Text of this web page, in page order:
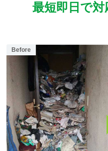
最短即日で対
Before